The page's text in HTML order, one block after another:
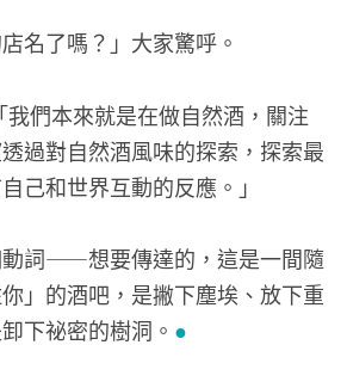
名了嗎？」大家驚呼。
們本來就是在做自然酒，關注
過對自然酒風味的探索，探索最
己和世界互動的反應。」
詞——想要傳達的，這是一間隨
」的酒吧，是撇下塵埃、放下重
下祕密的樹洞。 ●